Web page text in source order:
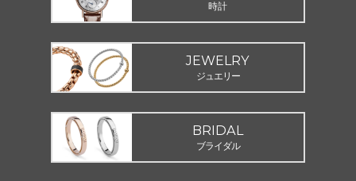
時計
JEWELRY
ジュエリー
BRIDAL
ブライダル